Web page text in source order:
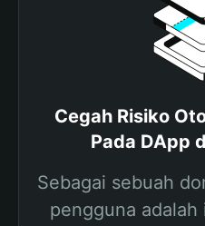
Cegah Risiko
Pada DApp
Sebagai sebuah
pengguna